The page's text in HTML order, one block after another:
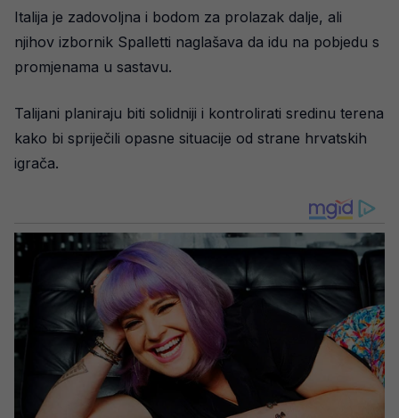
Italija je zadovoljna i bodom za prolazak dalje, ali
njihov izbornik Spalletti naglašava da idu na pobjedu s
promjenama u sastavu.
Talijani planiraju biti solidniji i kontrolirati sredinu terena
kako bi spriječili opasne situacije od strane hrvatskih
igrača.